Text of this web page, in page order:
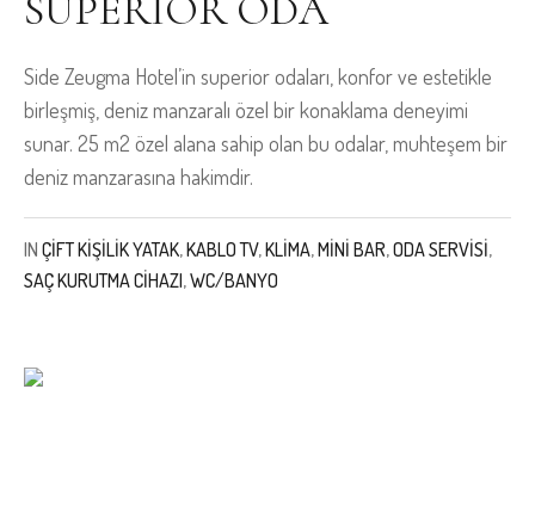
SUPERIOR ODA
Side Zeugma Hotel’in superior odaları, konfor ve estetikle
birleşmiş, deniz manzaralı özel bir konaklama deneyimi
sunar. 25 m2 özel alana sahip olan bu odalar, muhteşem bir
deniz manzarasına hakimdir.
IN ÇIFT KIŞILIK YATAK,KABLO TV,KLIMA,MINI BAR,ODA SERVISI,
SAÇ KURUTMA CIHAZI,WC/BANYO